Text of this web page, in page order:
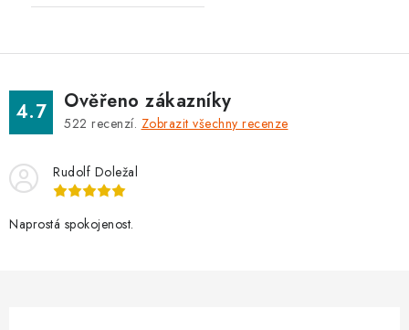
4.7 Ověřeno zákazníky
522 recenzí. Zobrazit všechny recenze
Rudolf Doležal
Naprostá spokojenost.